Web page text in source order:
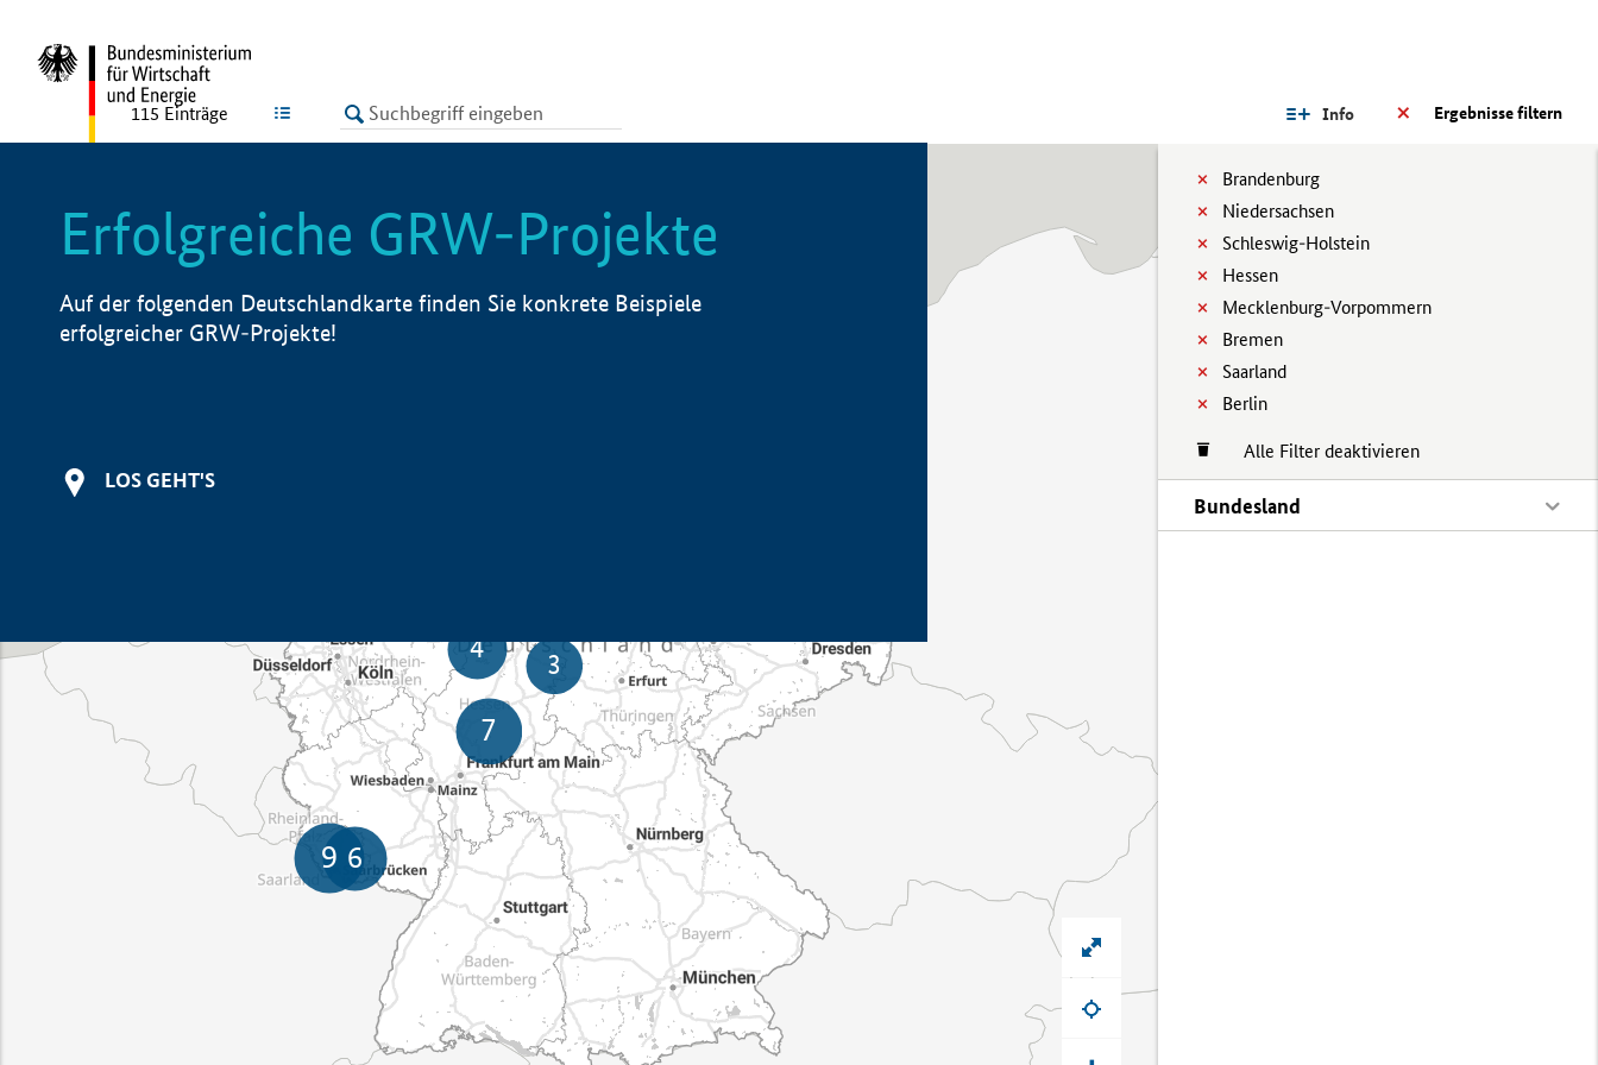
LISTE Ergebnisse filtern
Info
Brandenburg
Niedersachsen
Schleswig-Holstein
Hessen
Mecklenburg-Vorpommern
Bremen
Saarland
Berlin
Alle Filter deaktivieren
Bundesland
115 Einträge
Erfolgreiche GRW-Projekte
Auf der folgenden Deutschlandkarte finden Sie konkrete Beispiele
erfolgreicher GRW-Projekte!
LOS GEHT'S